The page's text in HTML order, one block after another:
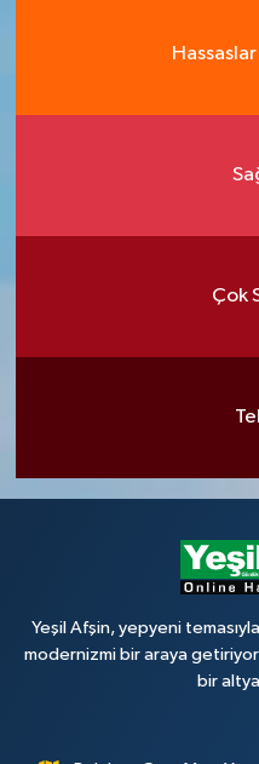
Hassaslar
Çok
Yeşil Afşin, yepyeni
modernizmi bir araya
bir